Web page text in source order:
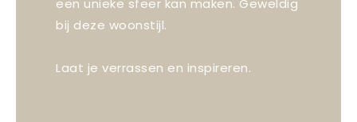
een unieke sfeer kan maken. Geweldig
bij deze woonstijl.
Laat je verrassen en inspireren.